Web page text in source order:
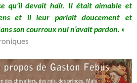
qu’il devait haïr. Il était aimable et
et il leur parlait doucement et
son courroux nul n’avait pardon. »